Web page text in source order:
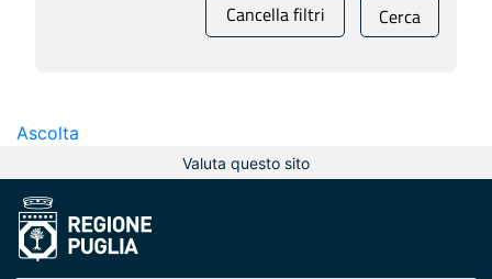
Cancella filtri Cerca
Ascolta
Valuta questo sito